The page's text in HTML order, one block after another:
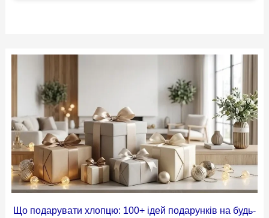
Що подарувати хлопцю: 100+ ідей подарунків на будь-